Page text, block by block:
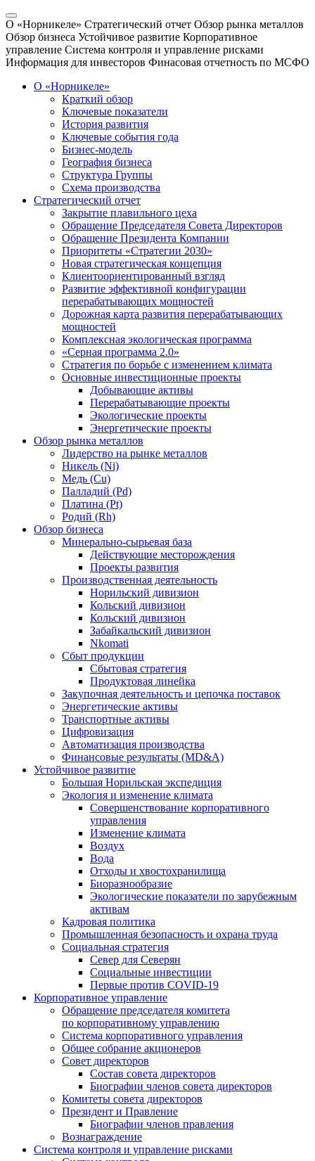
О «Норникеле» Стратегический отчет Обзор рынка металлов
Обзор бизнеса Устойчивое развитие Корпоративное
управление Система контроля и управление рисками
Информация для инвесторов Финасовая отчетность по МСФО
О «Норникеле»
Краткий обзор
Ключевые показатели
История развития
Ключевые события года
Бизнес-модель
География бизнеса
Структура Группы
Схема производства
Стратегический отчет
Закрытие плавильного цеха
Обращение Председателя Совета Директоров
Обращение Президента Компании
Приоритеты «Стратегии 2030»
Новая стратегическая концепция
Клиентоориентированный взгляд
Развитие эффективной конфигурации
перерабатывающих мощностей
Дорожная карта развития перерабатывающих
мощностей
Комплексная экологическая программа
«Серная программа 2.0»
Стратегия по борьбе с изменением климата
Основные инвестиционные проекты
Добывающие активы
Перерабатывающие проекты
Экологические проекты
Энергетические проекты
Обзор рынка металлов
Лидерство на рынке металлов
Никель (Ni)
Медь (Cu)
Палладий (Pd)
Платина (Pt)
Родий (Rh)
Обзор бизнеса
Минерально-сырьевая база
Действующие месторождения
Проекты развития
Производственная деятельность
Норильский дивизион
Кольский дивизион
Кольский дивизион
Забайкальский дивизион
Nkomati
Сбыт продукции
Сбытовая стратегия
Продуктовая линейка
Закупочная деятельность и цепочка поставок
Энергетические активы
Транспортные активы
Цифровизация
Автоматизация производства
Финансовые результаты (MD&A)
Устойчивое развитие
Большая Норильская экспедиция
Экология и изменение климата
Совершенствование корпоративного
управления
Изменение климата
Воздух
Вода
Отходы и хвостохранилища
Биоразнообразие
Экологические показатели по зарубежным
активам
Кадровая политика
Промышленная безопасность и охрана труда
Социальная стратегия
Север для Северян
Социальные инвестиции
Первые против COVID‑19
Корпоративное управление
Обращение председателя комитета
по корпоративному управлению
Система корпоративного управления
Общее собрание акционеров
Совет директоров
Состав совета директоров
Биографии членов совета директоров
Комитеты совета директоров
Президент и Правление
Биографии членов правления
Вознаграждение
Система контроля и управление рисками